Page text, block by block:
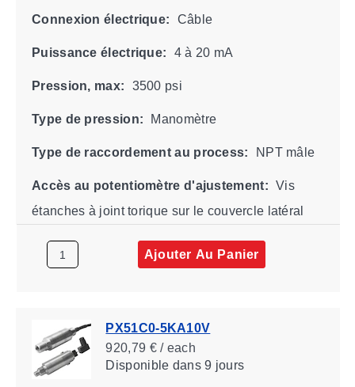
Connexion électrique: Câble
Puissance électrique: 4 à 20 mA
Pression, max: 3500 psi
Type de pression: Manomètre
Type de raccordement au process: NPT mâle
Accès au potentiomètre d'ajustement: Vis
étanches à joint torique sur le couvercle latéral
Ajouter Au Panier
PX51C0-5KA10V
920,79 € / each
Disponibledans 9 jours